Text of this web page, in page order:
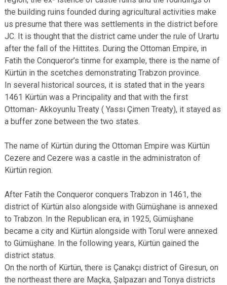
the building ruins founded during agricultural activities make
us presume that there was settlements in the district before
JC. It is thought that the district came under the rule of Urartu
after the fall of the Hittites. During the Ottoman Empire, in
Fatih the Conqueror’s tinme for example, there is the name of
Kürtün in the scetches demonstrating Trabzon province.
In several historical sources, it is stated that in the years
1461 Kürtün was a Principality and that with the first
Ottoman- Akkoyunlu Treaty ( Yassı Çimen Treaty), it stayed as
a buffer zone between the two states.
The name of Kürtün during the Ottoman Empire was Kürtün
Cezere and Cezere was a castle in the administraton of
Kürtün region.
After Fatih the Conqueror conquers Trabzon in 1461, the
district of Kürtün also alongside with Gümüşhane is annexed
to Trabzon. In the Republican era, in 1925, Gümüşhane
became a city and Kürtün alongside with Torul were annexed
to Gümüşhane. In the following years, Kürtün gained the
district status.
On the north of Kürtün, there is Çanakçı district of Giresun, on
the northeast there are Maçka, Şalpazarı and Tonya districts